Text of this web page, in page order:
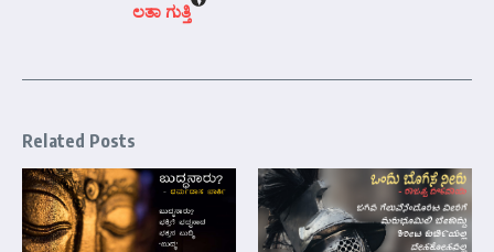
ಲತಾ ಗುತ್ತಿ
Related Posts